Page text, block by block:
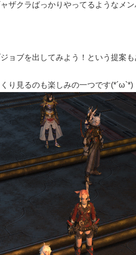
ザクラばっかりやってるようなメ
ョブを出してみよう！という提案も
り見るのも楽しみの一つです(*´ω`*)